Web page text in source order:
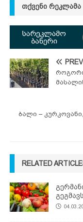
ᲗᲥᲕᲔᲜᲘ ᲠᲔᲙᲚᲐᲛᲐ
ბალი –
RELATED
გეგმავს